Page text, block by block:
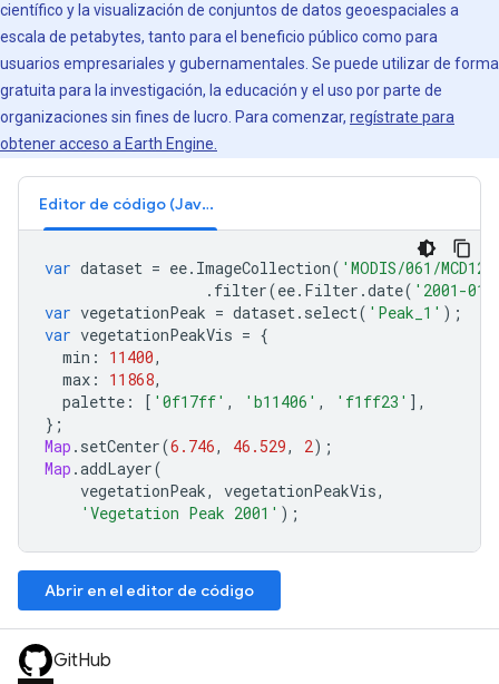
científico y la visualización de conjuntos de datos geoespaciales a
escala de petabytes, tanto para el beneficio público como para
usuarios empresariales y gubernamentales. Se puede utilizar de forma
gratuita para la investigación, la educación y el uso por parte de
organizaciones sin fines de lucro. Para comenzar, regístrate para
obtener acceso a Earth Engine.
Editor de código (JavaScript)
var dataset = ee. ImageCollection( 'MODIS/061/
. filter(ee. Filter .date( '2001-
var vegetationPeak = dataset. select( 'Peak_1' );
var vegetationPeakVis = {
min : 11400,
max : 11868,
palette : [ '0f17ff' , 'b11406' , 'f1ff23' ],
};
Map . setCenter(6.746, 46.529, 2);
Map .addLayer(
vegetationPeak, vegetationPeakVis,
'Vegetation Peak 2001' );
Abrir en el editor de código
GitHub